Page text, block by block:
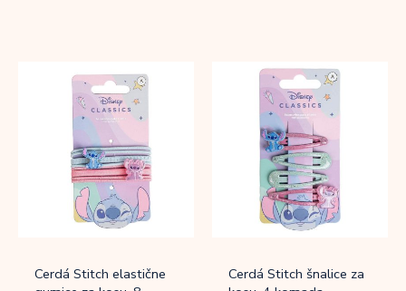
Cerdá Stitch elastične
Cerdá Stitch šnalice za